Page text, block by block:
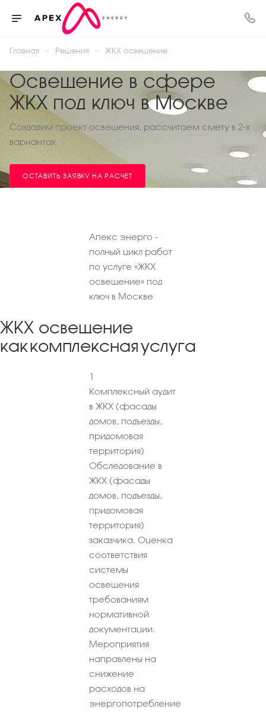
Главная — Решения — ЖКХ освещение
Освещение в сфере
ЖКХ под ключ в Москве
Создадим проект освещения, рассчитаем смету в 2-х
вариантах
ОСТАВИТЬ ЗАЯВКУ НА РАСЧЕТ
Апекс энерго -
полный цикл работ
по услуге «ЖКХ
освещение» под
ключ в Москве
ЖКХ освещение
как комплексная услуга
1
Комплексный аудит
в ЖКХ (фасады
домов, подъезды,
придомовая
территория)
Обследование в
ЖКХ (фасады
домов, подъезды,
придомовая
территория)
заказчика. Оценка
соответствия
системы
освещения
требованиям
нормативной
документации.
Мероприятия
направлены на
снижение
расходов на
энергопотребление